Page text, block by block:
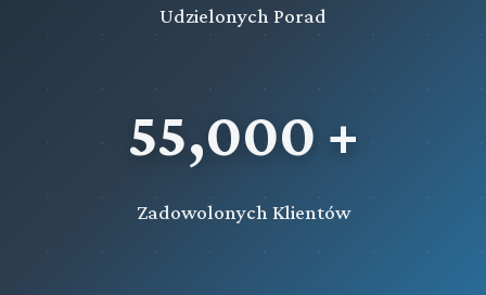
Udzielonych Porad
55,000 +
Zadowolonych Klientów